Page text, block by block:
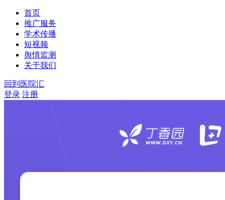
首页
推广服务
学术传播
短视频
舆情监测
关于我们
回到医院汇
登录 注册